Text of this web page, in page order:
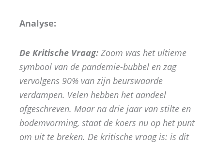
Analyse:
De Kritische Vraag: Zoom was het ultieme
symbool van de pandemie-bubbel en zag
vervolgens 90% van zijn beurswaarde
verdampen. Velen hebben het aandeel
afgeschreven. Maar na drie jaar van stilte en
bodemvorming, staat de koers nu op het punt
om uit te breken. De kritische vraag is: is dit